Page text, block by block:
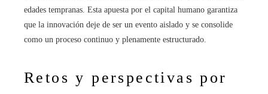
edades tempranas. Esta apuesta por el capital humano garantiza
que la innovación deje de ser un evento aislado y se consolide
como un proceso continuo y plenamente estructurado.
Retos y perspectivas por